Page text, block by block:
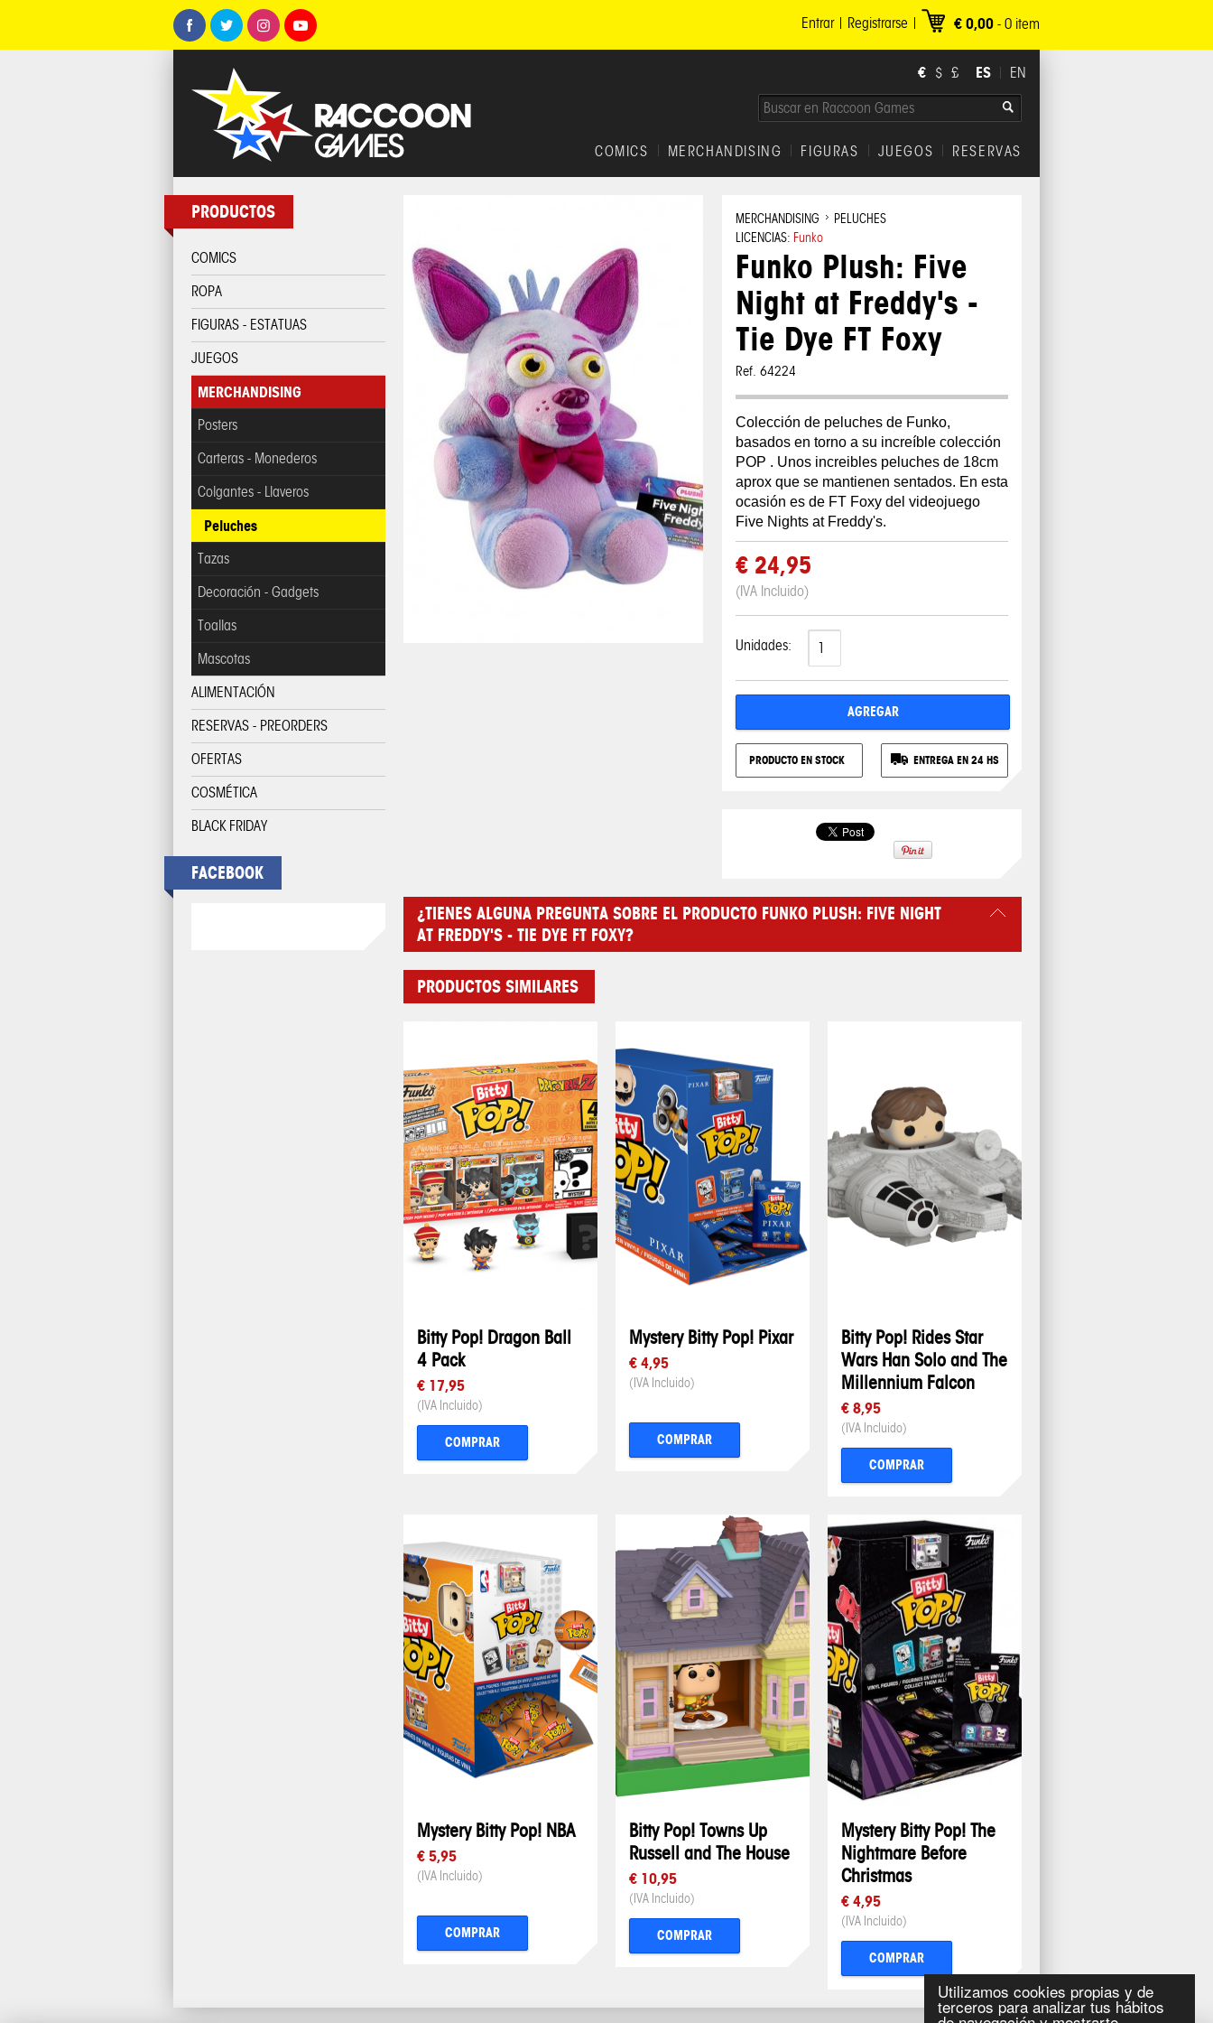
Utilizamos cookies propias y de
terceros para analizar tus hábitos
€ 0,00 - 0 item
Registrarse
Entrar
€ $ £ ES EN
RESERVAS
JUEGOS
FIGURAS
MERCHANDISING
COMICS
PRODUCTOS
COMICS
ROPA
FIGURAS - ESTATUAS
JUEGOS
MERCHANDISING
Posters
Carteras - Monederos
Colgantes - Llaveros
Peluches
Tazas
Decoración - Gadgets
Toallas
Mascotas
ALIMENTACIÓN
RESERVAS - PREORDERS
OFERTAS
COSMÉTICA
BLACK FRIDAY
FACEBOOK
MERCHANDISING
PELUCHES
LICENCIAS: Funko
Funko Plush: Five
Night at Freddy's -
Tie Dye FT Foxy
Ref. 64224
Colección de peluches de Funko,
basados en torno a su increíble colección
POP . Unos increibles peluches de 18cm
aprox que se mantienen sentados. En esta
ocasión es de FT Foxy del videojuego
Five Nights at Freddy's.
€ 24,95
(IVA Incluido)
Unidades:
AGREGAR
PRODUCTO EN STOCK ENTREGA EN 24 HS
¿TIENES ALGUNA PREGUNTA SOBRE EL PRODUCTO FUNKO PLUSH: FIVE NIGHT
AT FREDDY'S - TIE DYE FT FOXY?
PRODUCTOS SIMILARES
Bitty Pop! Dragon Ball
4 Pack
€ 17,95
(IVA Incluido)
COMPRAR
Mystery Bitty Pop! Pixar
€ 4,95
(IVA Incluido)
COMPRAR
Bitty Pop! Rides Star
Wars Han Solo and The
Millennium Falcon
€ 8,95
(IVA Incluido)
COMPRAR
Mystery Bitty Pop! NBA
€ 5,95
(IVA Incluido)
COMPRAR
Bitty Pop! Towns Up
Russell and The House
€ 10,95
(IVA Incluido)
COMPRAR
Mystery Bitty Pop! The
Nightmare Before
Christmas
€ 4,95
(IVA Incluido)
COMPRAR